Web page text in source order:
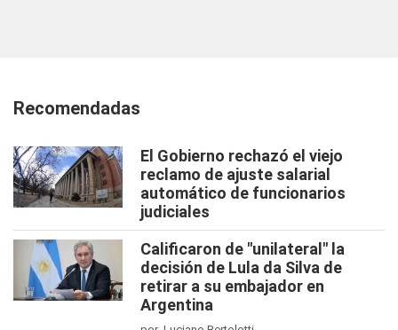
Recomendadas
El Gobierno rechazó el viejo
reclamo de ajuste salarial
automático de funcionarios
judiciales
Calificaron de "unilateral" la
decisión de Lula da Silva de
retirar a su embajador en
Argentina